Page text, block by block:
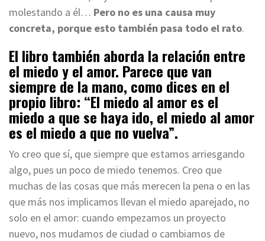
molestando a él… Pero no es una causa muy
concreta, porque esto también pasa todo el rato.
El libro también aborda la relación entre
el miedo y el amor. Parece que van
siempre de la mano, como dices en el
propio libro: “El miedo al amor es el
miedo a que se haya ido, el miedo al amor
es el miedo a que no vuelva”.
Yo creo que sí, que siempre que estamos arriesgando
algo, pues un poco de miedo tenemos. Creo que
muchas de las cosas que más merecen la pena o en las
que más nos implicamos llevan el miedo aparejado, no
solo en el amor: cuando empezamos un proyecto
nuevo, nos mudamos de ciudad o cambiamos de